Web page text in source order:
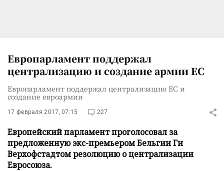
Европарламент поддержал
централизацию и создание армии ЕС
Европарламент поддержал централизацию ЕС и
создание евроармии
17 февраля 2017, 07:15 227
Европейский парламент проголосовал за
предложенную экс-премьером Бельгии Ги
Верхофстадтом резолюцию о централизации
Евросоюза.